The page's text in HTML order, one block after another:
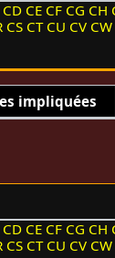
CD CE CF CG CH
CS CT CU CV CW
impliquées
CD CE CF CG CH
CS CT CU CV CW